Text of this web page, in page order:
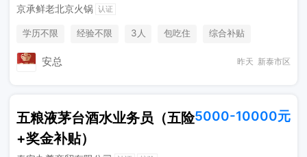
京承鲜老北京火锅 认证
学历不限 经验不限 3人 包吃住
综合补贴
销售奖金
安总 昨天 新泰市区
五粮液茅台酒水业务员（五险
+奖金补贴）
5000-10000元